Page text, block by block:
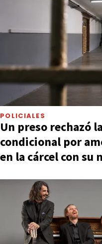
POLICIALES
Un preso rechazó
condicional por
en la cárcel con su